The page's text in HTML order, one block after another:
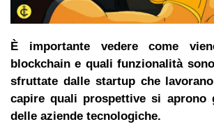
È importante vedere come
blockchain e quali funzionalità
sfruttate dalle startup che
capire quali prospettive si aprono
delle aziende tecnologiche.